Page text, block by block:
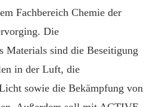
Fachbereich Chemie der
Die
Materials sind die Beseitigung
in der Luft, die
sowie die Bekämpfung von